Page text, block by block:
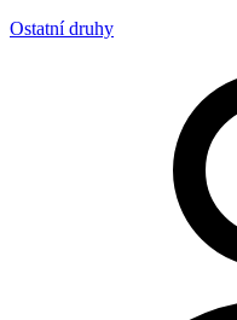
Ostatní druhy